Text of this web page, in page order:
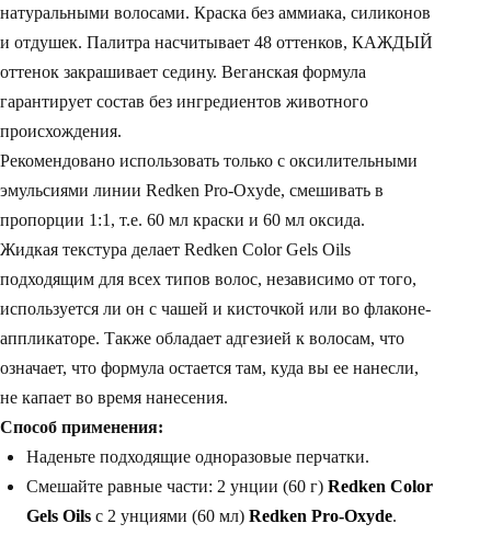
натуральными волосами. Краска без аммиака, силиконов
и отдушек. Палитра насчитывает 48 оттенков, КАЖДЫЙ
оттенок закрашивает седину. Веганская формула
гарантирует состав без ингредиентов животного
происхождения.
Рекомендовано использовать только с оксилительными
эмульсиями линии Redken Pro-Oxyde, смешивать в
пропорции 1:1, т.е. 60 мл краски и 60 мл оксида.
Жидкая текстура делает Redken Color Gels Oils
подходящим для всех типов волос, независимо от того,
используется ли он с чашей и кисточкой или во флаконе-
аппликаторе. Также обладает адгезией к волосам, что
означает, что формула остается там, куда вы ее нанесли,
не капает во время нанесения.
Способ применения:
Наденьте подходящие одноразовые перчатки.
Смешайте равные части: 2 унции (60 г) Redken Color
Gels Oils с 2 унциями (60 мл) Redken Pro-Oxyde.